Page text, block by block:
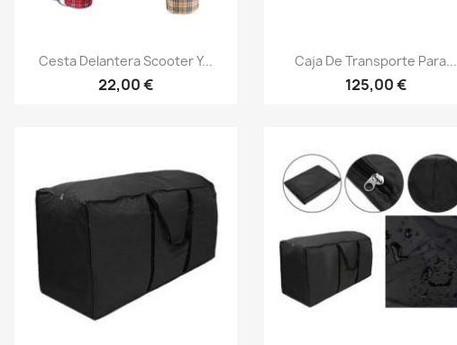
Vista rápida
Cesta Delantera Scooter Y...
22,00 €
Vista rápida
Caja De Transporte Para...
125,00 €